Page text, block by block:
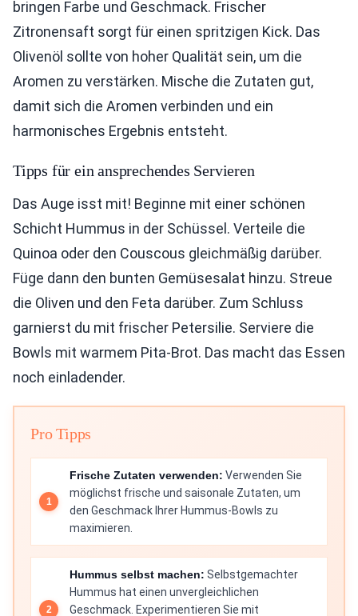
bringen Farbe und Geschmack. Frischer
Zitronensaft sorgt für einen spritzigen Kick. Das
Olivenöl sollte von hoher Qualität sein, um die
Aromen zu verstärken. Mische die Zutaten gut,
damit sich die Aromen verbinden und ein
harmonisches Ergebnis entsteht.
Tipps für ein ansprechendes Servieren
Das Auge isst mit! Beginne mit einer schönen
Schicht Hummus in der Schüssel. Verteile die
Quinoa oder den Couscous gleichmäßig darüber.
Füge dann den bunten Gemüsesalat hinzu. Streue
die Oliven und den Feta darüber. Zum Schluss
garnierst du mit frischer Petersilie. Serviere die
Bowls mit warmem Pita-Brot. Das macht das Essen
noch einladender.
Pro Tipps
Frische Zutaten verwenden: Verwenden Sie
möglichst frische und saisonale Zutaten, um
den Geschmack Ihrer Hummus-Bowls zu
maximieren.
Hummus selbst machen: Selbstgemachter
Hummus hat einen unvergleichlichen
Geschmack. Experimentieren Sie mit